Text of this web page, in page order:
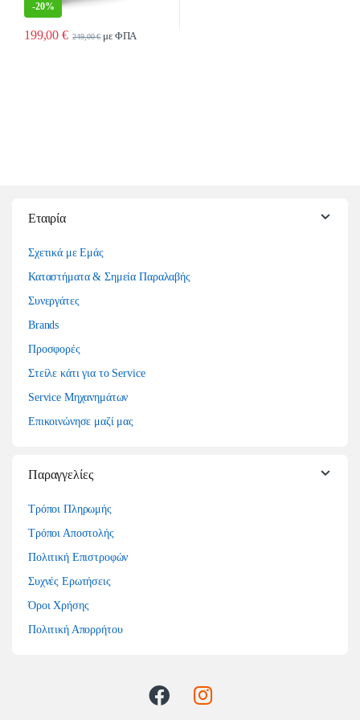
-20%
199,00€ 249,00€με ΦΠΑ
Εταιρία
Σχετικά με Εμάς
Καταστήματα & Σημεία Παραλαβής
Συνεργάτες
Brands
Προσφορές
Στείλε κάτι για το Service
Service Μηχανημάτων
Επικοινώνησε μαζί μας
Παραγγελίες
Τρόποι Πληρωμής
Τρόποι Αποστολής
Πολιτική Επιστροφών
Συχνές Ερωτήσεις
Όροι Χρήσης
Πολιτική Απορρήτου